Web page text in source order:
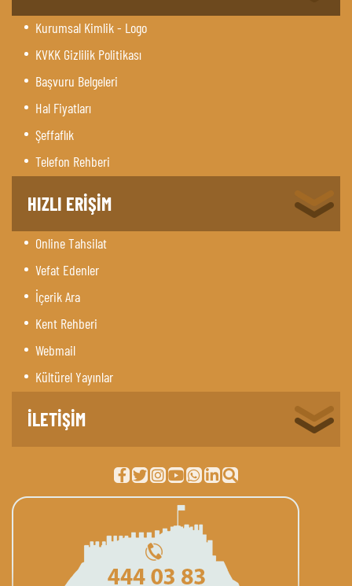
Kurumsal Kimlik - Logo
KVKK Gizlilik Politikası
Başvuru Belgeleri
Hal Fiyatları
Şeffaflık
Telefon Rehberi
HIZLI ERİŞİM
Online Tahsilat
Vefat Edenler
İçerik Ara
Kent Rehberi
Webmail
Kültürel Yayınlar
İLETİŞİM